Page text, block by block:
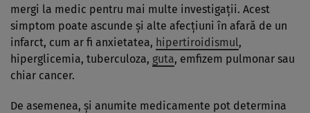
mergi la medic pentru mai multe investigații. Acest
simptom poate ascunde și alte afecțiuni în afară de un
infarct, cum ar fi anxietatea, hipertiroidismul,
hiperglicemia, tuberculoza, guta, emfizem pulmonar sau
chiar cancer.
De asemenea, și anumite medicamente pot determina